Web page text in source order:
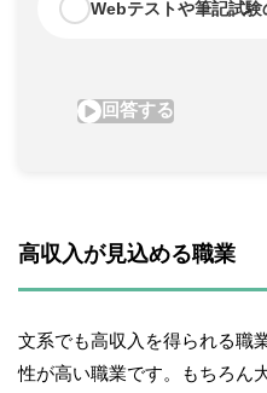
高収入が見込める職業
文系でも高収入を得られる職
性が高い職業です。もちろん